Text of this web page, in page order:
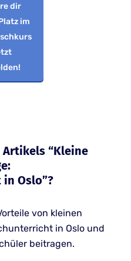
dir
im
“Kleine
Oslo”?
von kleinen
in Oslo und
beitragen.